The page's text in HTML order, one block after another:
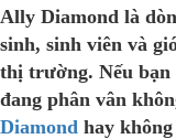
Ally Diamond là
sinh, sinh viên và
thị trường. Nếu bạn
đang phân vân
Diamond hay